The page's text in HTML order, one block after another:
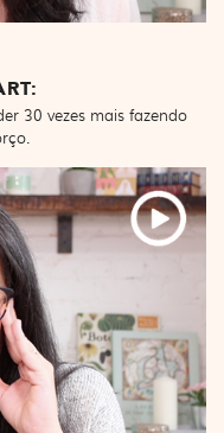
30 vezes mais fazendo